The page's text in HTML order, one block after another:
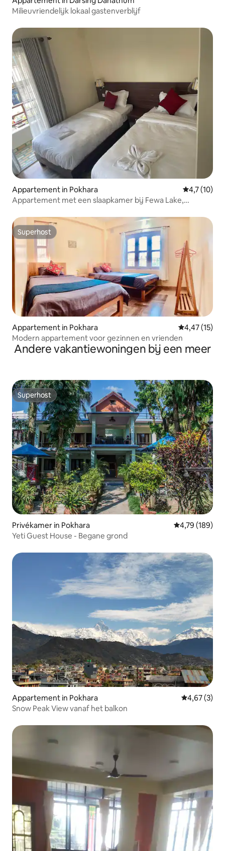
Milieuvriendelijk lokaal gastenverblijf
Appartement in Pokhara
4,7 (10)
Appartement met een slaapkamer bij Fewa Lake,
Superhost
Superhost
Appartement in Pokhara Gemiddelde
4,47 (15)
Modern appartement voor gezinnen en vrienden
Andere vakantiewoningen bij een meer
Superhost
Superhost
Privékamer in Pokhara Gemiddelde
4,79 (189)
Yeti Guest House - Begane grond
Appartement in Pokhara
4,67 (3)
Snow Peak View vanaf het balkon